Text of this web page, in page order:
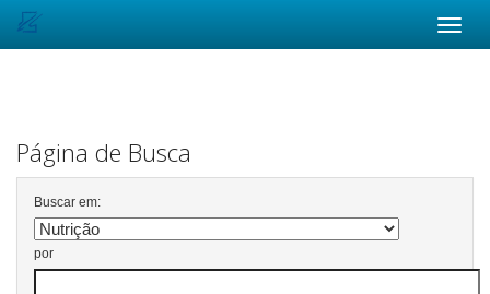
Página de Busca
Buscar em:
por